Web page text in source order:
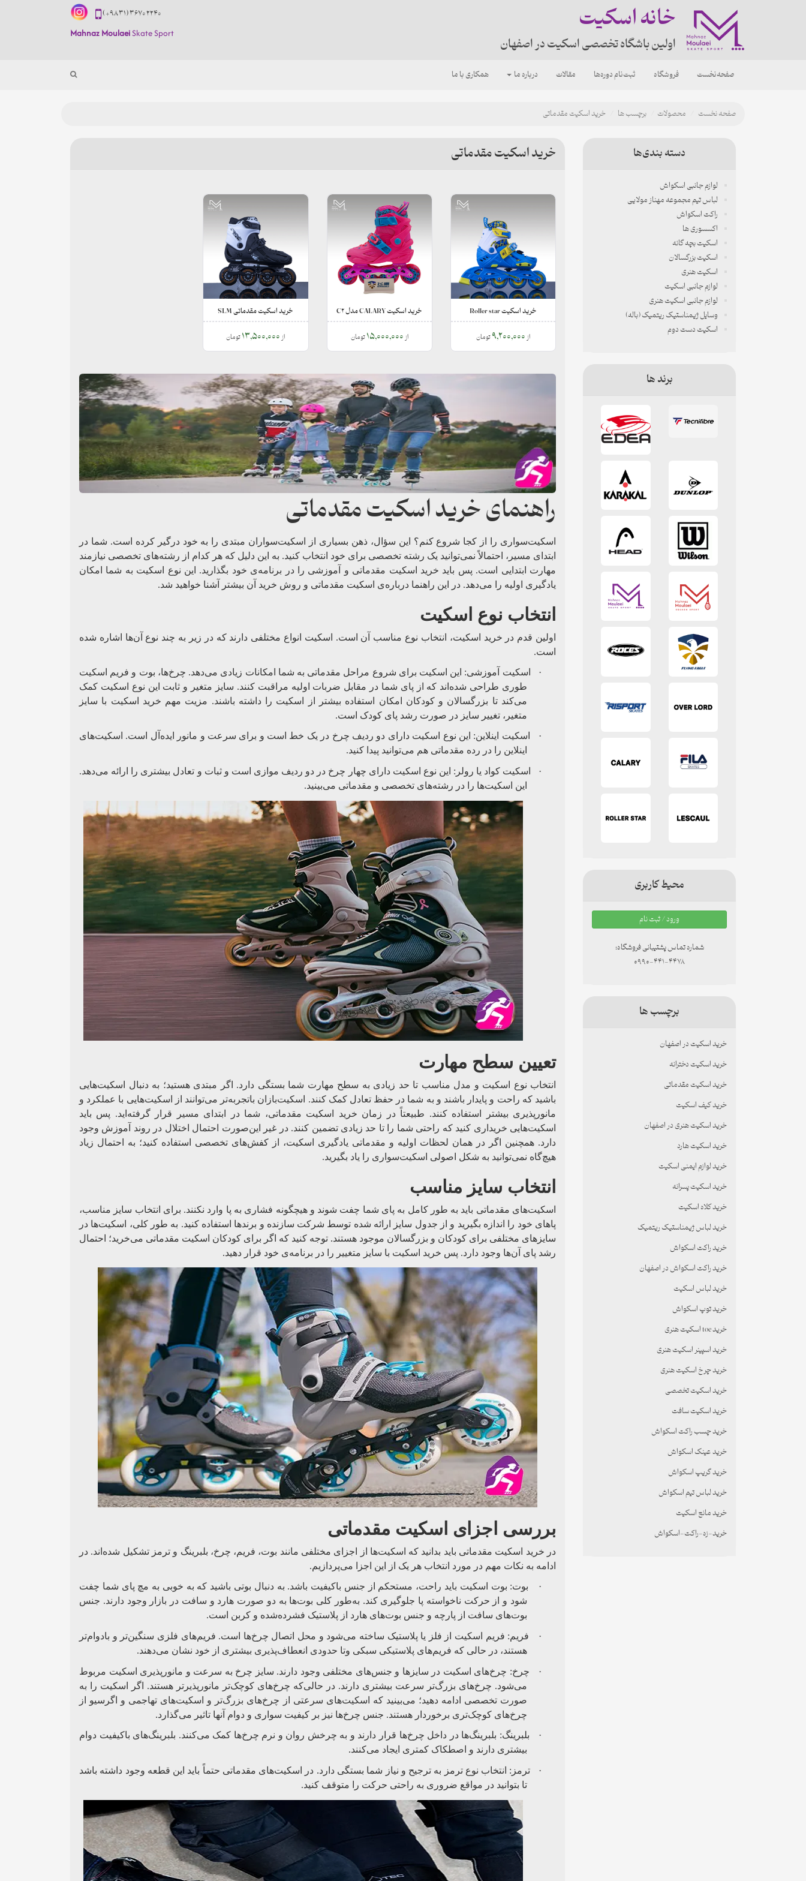
خانه اسکیت
اولین باشگاه تخصصی اسکیت در اصفهان
(+98 31) 3670 2240
Mahnaz Moulaei Skate Sport
صفحه‌نخست فروشگاه ثبت‌نام دوره‌ها مقالات درباره ما همکاری با ما
صفحه نخست محصولات برچسب ها خرید اسکیت مقدماتی
دسته بندی‌ها
لوازم جانبی اسکواش
لباس تیم مجموعه مهناز مولایی
راکت اسکواش
اکسسوری ها
اسکیت بچه گانه
اسکیت بزرگسالان
اسکیت هنری
لوازم جانبی اسکیت
لوازم جانبی اسکیت هنری
وسایل ژیمناستیک ریتمیک (باله)
اسکیت دست دوم
برند ها
محیط کاربری
ورود / ثبت نام
شماره تماس پشتیبانی فروشگاه:
0990-441-4478
برچسب ها
خرید اسکیت در اصفهان
خرید اسکیت دخترانه
خرید اسکیت مقدماتی
خرید کیف اسکیت
خرید اسکیت هنری در اصفهان
خرید اسکیت هارد
خرید لوازم ایمنی اسکیت
خرید اسکیت پسرانه
خرید کلاه اسکیت
خرید لباس ژیمناستیک ریتمیک
خرید راکت اسکواش
خرید راکت اسکواش در اصفهان
خرید لباس اسکیت
خرید توپ اسکواش
خرید toe اسکیت هنری
خرید اسپینر اسکیت هنری
خرید چرخ اسکیت هنری
خرید اسکیت تخصصی
خرید اسکیت سافت
خرید چسب راکت اسکواش
خرید عینک اسکواش
خرید گریپ اسکواش
خرید لباس تیم اسکواش
خرید مانع اسکیت
خرید-زه-راکت-اسکواش
خرید اسکیت مقدماتی
خرید اسکیت Roller star
از 9,200,000تومان
خرید اسکیت CALARY مدل C2
از 15,000,000تومان
خرید اسکیت مقدماتی SLM
از 13,500,000تومان
راهنمای خرید اسکیت مقدماتی
اسکیت‌سواری را از کجا شروع کنم؟ این سؤال، ذهن بسیاری از اسکیت‌سواران مبتدی را به خود درگیر کرده است. شما در
ابتدای مسیر، احتمالاً نمی‌توانید یک رشته تخصصی برای خود انتخاب کنید. به این دلیل که هر کدام از رشته‌های تخصصی نیازمند
مهارت ابتدایی است. پس باید خرید اسکیت مقدماتی و آموزشی را در برنامه‌ی خود بگذارید. این نوع اسکیت به شما امکان
یادگیری اولیه را می‌دهد. در این راهنما درباره‌ی اسکیت مقدماتی و روش خرید آن بیشتر آشنا خواهید شد.
انتخاب نوع اسکیت
اولین قدم در خرید اسکیت، انتخاب نوع مناسب آن است. اسکیت انواع مختلفی دارند که در زیر به چند نوع آن‌ها اشاره شده
است.
·
اسکیت آموزشی: این اسکیت برای شروع مراحل مقدماتی به شما امکانات زیادی می‌دهد. چرخ‌ها، بوت و فریم اسکیت
طوری طراحی شده‌اند که از پای شما در مقابل ضربات اولیه مراقبت کنند. سایز متغیر و ثابت این نوع اسکیت کمک
می‌کند تا بزرگسالان و کودکان امکان استفاده بیشتر از اسکیت را داشته باشند. مزیت مهم خرید اسکیت با سایز
متغیر، تغییر سایز در صورت رشد پای کودک است.
·
اسکیت اینلاین: این نوع اسکیت دارای دو ردیف چرخ در یک خط است و برای سرعت و مانور ایده‌آل است. اسکیت‌های
اینلاین را در رده مقدماتی هم می‌توانید پیدا کنید.
·
اسکیت کواد یا رولر: این نوع اسکیت دارای چهار چرخ در دو ردیف موازی است و ثبات و تعادل بیشتری را ارائه می‌دهد.
این اسکیت‌ها را در رشته‌های تخصصی و مقدماتی می‌بینید.
تعیین سطح مهارت
انتخاب نوع اسکیت و مدل مناسب تا حد زیادی به سطح مهارت شما بستگی دارد. اگر مبتدی هستید؛ به دنبال اسکیت‌هایی
باشید که راحت و پایدار باشند و به شما در حفظ تعادل کمک کنند. اسکیت‌بازان باتجربه‌تر می‌توانند از اسکیت‌هایی با عملکرد و
مانورپذیری بیشتر استفاده کنند. طبیعتاً در زمان خرید اسکیت مقدماتی، شما در ابتدای مسیر قرار گرفته‌اید. پس باید
اسکیت‌هایی خریداری کنید که راحتی شما را تا حد زیادی تضمین کنند. در غیر این‌صورت احتمال اختلال در روند آموزش وجود
دارد. همچنین اگر در همان لحظات اولیه و مقدماتی یادگیری اسکیت، از کفش‌های تخصصی استفاده کنید؛ به احتمال زیاد
هیچ‌گاه نمی‌توانید به شکل اصولی اسکیت‌سواری را یاد بگیرید.
انتخاب سایز مناسب
اسکیت‌های مقدماتی باید به طور کامل به پای شما چفت شوند و هیچگونه فشاری به پا وارد نکنند. برای انتخاب سایز مناسب،
پاهای خود را اندازه بگیرید و از جدول سایز ارائه شده توسط شرکت سازنده و برندها استفاده کنید. به طور کلی، اسکیت‌ها در
سایزهای مختلفی برای کودکان و بزرگسالان موجود هستند. توجه کنید که اگر برای کودکان اسکیت مقدماتی می‌خرید؛ احتمال
رشد پای آن‌ها وجود دارد. پس خرید اسکیت با سایز متغییر را در برنامه‌ی خود قرار دهید.
بررسی اجزای اسکیت مقدماتی
در خرید اسکیت مقدماتی باید بدانید که اسکیت‌ها از اجزای مختلفی مانند بوت، فریم، چرخ، بلبرینگ و ترمز تشکیل شده‌اند. در
ادامه به نکات مهم در مورد انتخاب هر یک از این اجزا می‌پردازیم.
·
بوت: بوت اسکیت باید راحت، مستحکم از جنس باکیفیت باشد. به دنبال بوتی باشید که به خوبی به مچ پای شما چفت
شود و از حرکت ناخواسته پا جلوگیری کند. به‌طور کلی بوت‌ها به دو صورت هارد و سافت در بازار وجود دارند. جنس
بوت‌های سافت از پارچه و جنس بوت‌های هارد از پلاستیک فشرده‌شده و کربن است.
·
فریم: فریم اسکیت از فلز یا پلاستیک ساخته می‌شود و محل اتصال چرخ‌ها است. فریم‌های فلزی سنگین‌تر و بادوام‌تر
هستند، در حالی که فریم‌های پلاستیکی سبکی وتا حدودی انعطاف‌پذیری بیشتری از خود نشان می‌دهند.
·
چرخ: چرخ‌های اسکیت در سایزها و جنس‌های مختلفی وجود دارند. سایز چرخ به سرعت و مانورپذیری اسکیت مربوط
می‌شود. چرخ‌های بزرگ‌تر سرعت بیشتری دارند. در حالی‌که چرخ‌های کوچک‌تر مانورپذیرتر هستند. اگر اسکیت را به
صورت تخصصی ادامه دهید؛ می‌بینید که اسکیت‌های سرعتی از چرخ‌های بزرگ‌تر و اسکیت‌های تهاجمی و اگرسیو از
چرخ‌های کوچک‌تری برخوردار هستند. جنس چرخ‌ها نیز بر کیفیت سواری و دوام آنها تاثیر می‌گذارد.
·
بلبرینگ: بلبرینگ‌ها در داخل چرخ‌ها قرار دارند و به چرخش روان و نرم چرخ‌ها کمک می‌کنند. بلبرینگ‌های باکیفیت دوام
بیشتری دارند و اصطکاک کمتری ایجاد می‌کنند.
· ترمز: انتخاب نوع ترمز به ترجیح و نیاز شما بستگی دارد. در اسکیت‌های مقدماتی حتماً باید این قطعه وجود داشته باشد
تا بتوانید در مواقع ضروری به راحتی حرکت را متوقف کنید.